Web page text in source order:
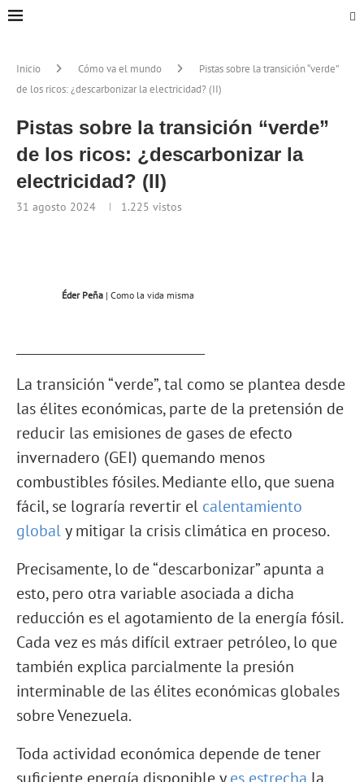
Inicio Cómo va el mundo
Pistas sobre la transición “verde”
de los ricos: ¿descarbonizar la electricidad? (II)
Pistas sobre la transición “verde”
de los ricos: ¿descarbonizar la
electricidad? (II)
31 agosto 2024 1.225 vistos
Éder Peña | Como la vida misma
La transición “verde”, tal como se plantea desde
las élites económicas, parte de la pretensión de
reducir las emisiones de gases de efecto
invernadero (GEI) quemando menos
combustibles fósiles. Mediante ello, que suena
fácil, se lograría revertir el calentamiento
globaly mitigar la crisis climática en proceso.
Precisamente, lo de “descarbonizar” apunta a
esto, pero otra variable asociada a dicha
reducción es el agotamiento de la energía fósil.
Cada vez es más difícil extraer petróleo, lo que
también explica parcialmente la presión
interminable de las élites económicas globales
sobre Venezuela.
Toda actividad económica depende de tener